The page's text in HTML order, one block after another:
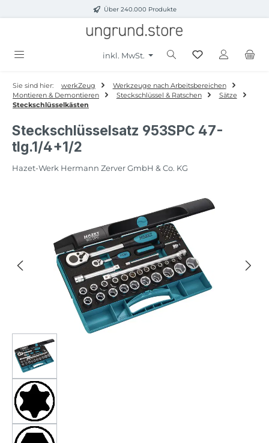
Zum Hauptinhalt springenÜber 240.000 Produkte
inkl. MwSt.
Sie sind hier: werkZeug
Werkzeuge nach Arbeitsbereichen
Montieren & Demontieren
Steckschlüssel & Ratschen
Sätze
Steckschlüsselkästen
Steckschlüsselsatz 953SPC 47-
tlg.1/4+1/2
Hazet-Werk Hermann Zerver GmbH & Co. KG